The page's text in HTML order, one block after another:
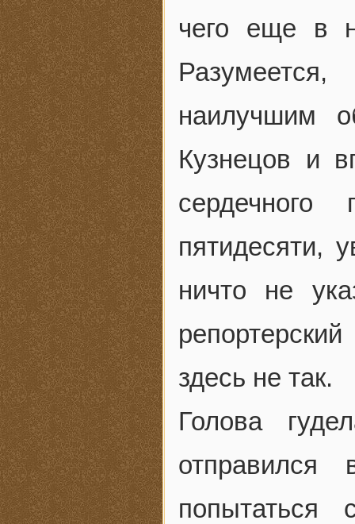
чего еще в
наилучшим
Кузнецов и
пятидесяти,
ничто не
здесь не так.
Голова
попытаться